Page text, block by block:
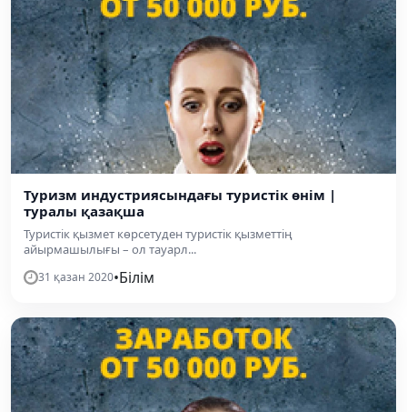
Туризм индустриясындағы туристік өнім |
туралы қазақша
Туристік қызмет көрсетуден туристік қызметтің
айырмашылығы – ол тауарл...
31 қазан 2020•Білім